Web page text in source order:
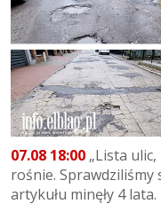
07.08 18:00 „Lista
rośnie. Sprawdziliśmy
artykułu minęły 4